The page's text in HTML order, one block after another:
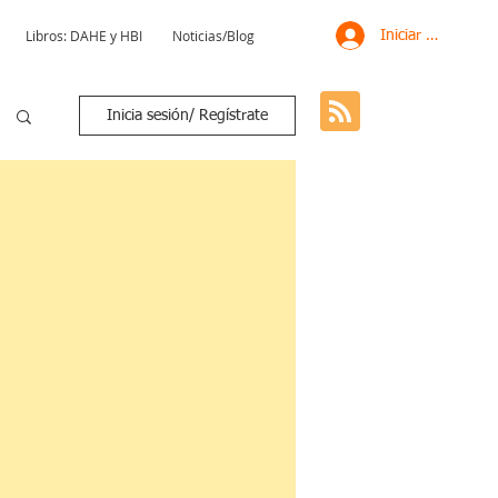
Libros: DAHE y HBI Noticias/Blog Iniciar sesión
Inicia sesión/ Regístrate